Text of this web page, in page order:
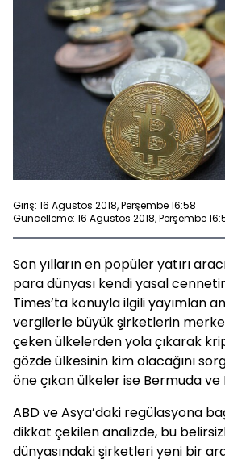
Giriş: 16 Ağustos 2018, Perşembe 16:58
Güncelleme: 16 Ağustos 2018, Perşembe
Son yılların en popüler yatırı
para dünyası kendi yasal
Times’ta konuyla ilgili yayımlan
vergilerle büyük şirketlerin
çeken ülkelerden yola çıkarak
gözde ülkesinin kim olacağını
öne çıkan ülkeler ise Bermuda ve
ABD ve Asya’daki regülasyona
dikkat çekilen analizde, bu
dünyasındaki şirketleri yeni bir